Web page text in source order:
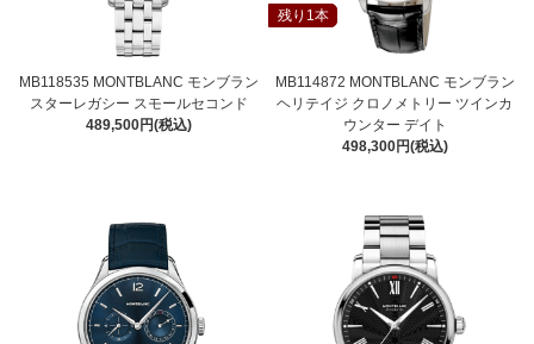
MB118535 MONTBLANC モンブラン
スターレガシー スモールセコンド
489,500円(税込)
残り1本
MB114872 MONTBLANC モンブラン
ヘリテイジ クロノメトリー ツインカ
ウンター デイト
498,300円(税込)